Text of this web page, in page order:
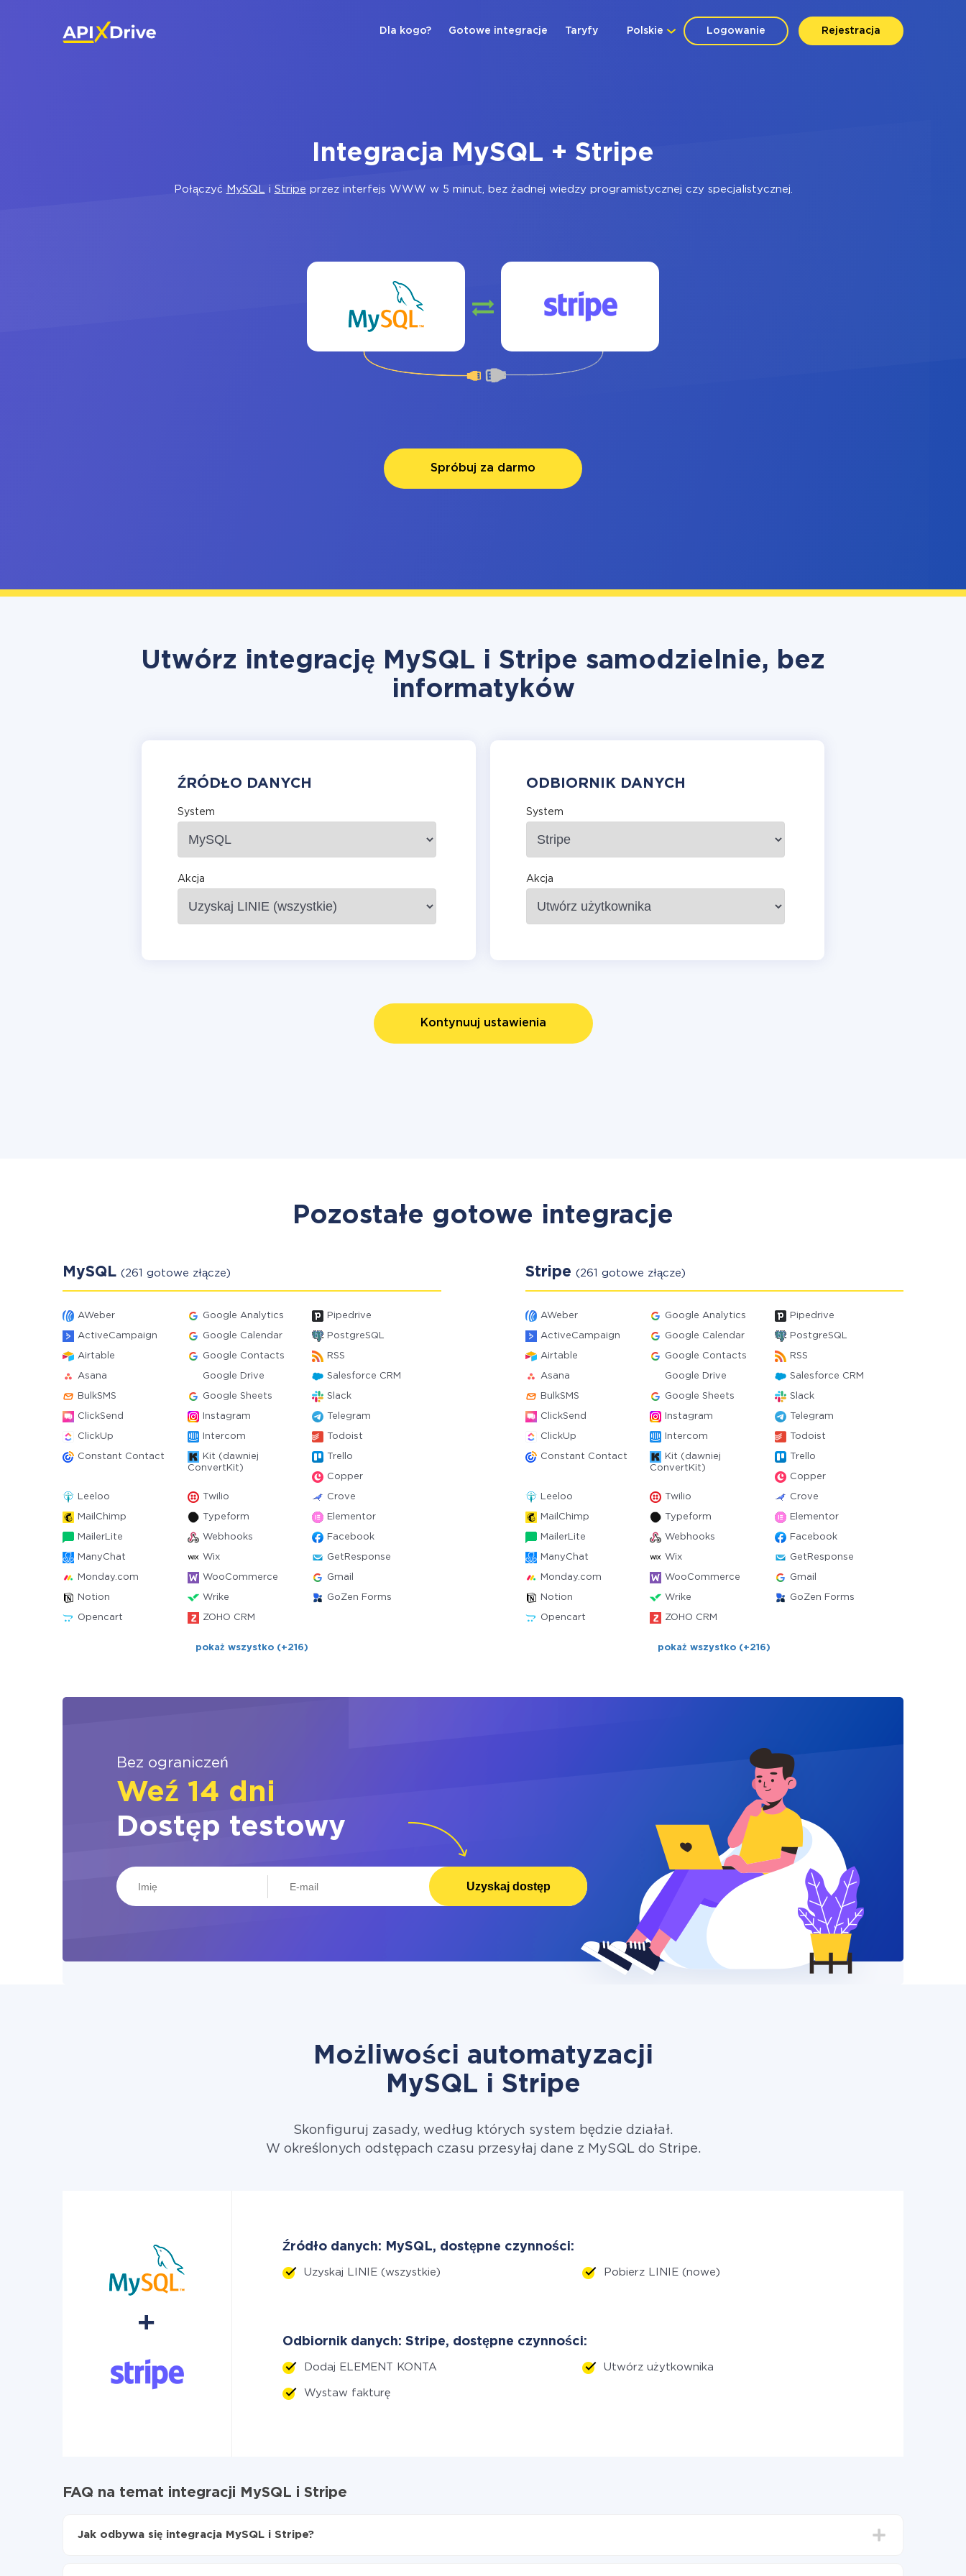
Logowanie Rejestracja
Polskie
Dla kogo? Gotowe integracje Taryfy
Integracja MySQL + Stripe
Połączyć MySQL i Stripe przez interfejs WWW w 5 minut, bez żadnej wiedzy programistycznej czy specjalistycznej.
Spróbuj za darmo
Utwórz integrację MySQL i Stripe samodzielnie, bez
informatyków
ŹRÓDŁO DANYCH
System
Akcja
ODBIORNIK DANYCH
System
Akcja
Kontynuuj ustawienia
Pozostałe gotowe integracje
MySQL (261 gotowe złącze)
AWeber Google Analytics Pipedrive
ActiveCampaign Google Calendar PostgreSQL
Airtable Google Contacts RSS
Asana Google Drive Salesforce CRM
BulkSMS Google Sheets Slack
ClickSend Instagram Telegram
ClickUp Intercom Todoist
Constant Contact
Kit (dawniej
ConvertKit)
Trello
Copper
Leeloo Twilio Crove
MailChimp Typeform Elementor
MailerLite Webhooks Facebook
ManyChat Wix GetResponse
Monday.com WooCommerce Gmail
Notion Wrike GoZen Forms
Opencart ZOHO CRM
pokaż wszystko (+216)
Stripe (261 gotowe złącze)
AWeber Google Analytics Pipedrive
ActiveCampaign Google Calendar PostgreSQL
Airtable Google Contacts RSS
Asana Google Drive Salesforce CRM
BulkSMS Google Sheets Slack
ClickSend Instagram Telegram
ClickUp Intercom Todoist
Constant Contact
Kit (dawniej
ConvertKit)
Trello
Copper
Leeloo Twilio Crove
MailChimp Typeform Elementor
MailerLite Webhooks Facebook
ManyChat Wix GetResponse
Monday.com WooCommerce Gmail
Notion Wrike GoZen Forms
Opencart ZOHO CRM
pokaż wszystko (+216)
Bez ograniczeń
Weź 14 dni
Dostęp testowy
Uzyskaj dostęp
Możliwości automatyzacji
MySQL i Stripe
Skonfiguruj zasady, według których system będzie działał.
W określonych odstępach czasu przesyłaj dane z MySQL do Stripe.
Źródło danych: MySQL, dostępne czynności:
Uzyskaj LINIE (wszystkie) Pobierz LINIE (nowe)
Odbiornik danych: Stripe, dostępne czynności:
Dodaj ELEMENT KONTA Utwórz użytkownika
Wystaw fakturę
FAQ na temat integracji MySQL i Stripe
Jak odbywa się integracja MySQL i Stripe?